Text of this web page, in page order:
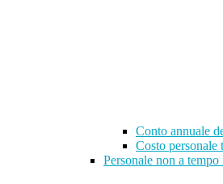
Conto annuale
Costo personale
Personale non a